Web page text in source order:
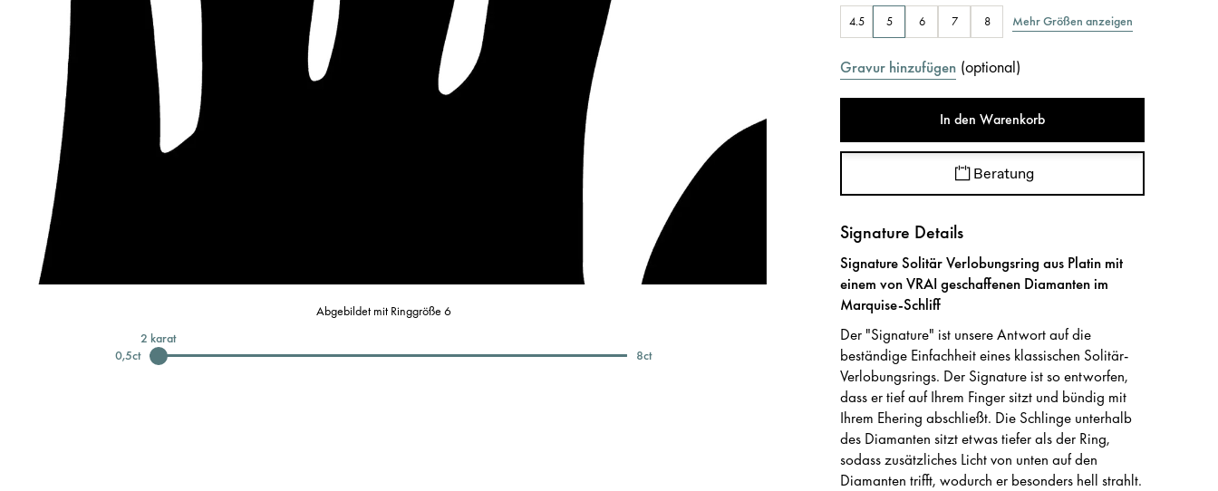
Abgebildet mit Ringgröße 6
0,5ct
2 karat
8ct
4.5 5 6 7 8 Mehr Größen anzeigen
Gravur hinzufügen (optional)
In den Warenkorb
Beratung
Signature Details
Signature Solitär Verlobungsring aus Platin mit
einem von VRAI geschaffenen Diamanten im
Marquise-Schliff
Der "Signature" ist unsere Antwort auf die
beständige Einfachheit eines klassischen Solitär-
Verlobungsrings. Der Signature ist so entworfen,
dass er tief auf Ihrem Finger sitzt und bündig mit
Ihrem Ehering abschließt. Die Schlinge unterhalb
des Diamanten sitzt etwas tiefer als der Ring,
sodass zusätzliches Licht von unten auf den
Diamanten trifft, wodurch er besonders hell strahlt.